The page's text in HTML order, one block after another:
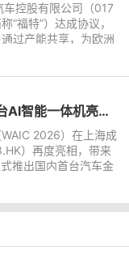
控股有限公司（017
“福特”）达成协议，
过产能共享，为欧洲
破局汽车金融AI落地难题！易鑫国内首台AI智能一体机亮相WAIC 2026
2026）在上海成
）再度亮相，带来
推出国内首台汽车金